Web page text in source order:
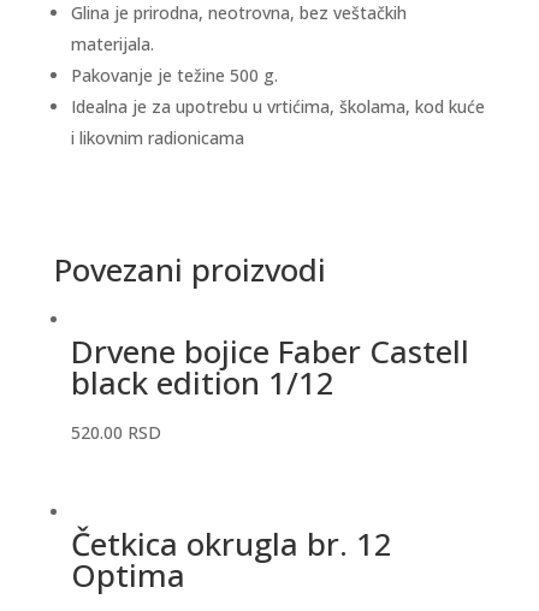
Glina je prirodna, neotrovna, bez veštačkih
materijala.
Pakovanje je težine 500 g.
Idealna je za upotrebu u vrtićima, školama, kod kuće
i likovnim radionicama
Povezani proizvodi
Drvene bojice Faber Castell
black edition 1/12
520.00 RSD
Četkica okrugla br. 12
Optima